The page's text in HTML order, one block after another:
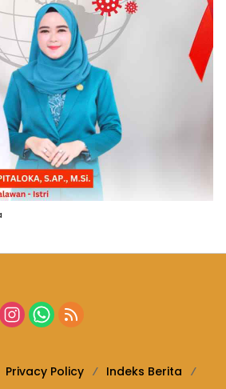
Privacy Policy
Indeks Berita